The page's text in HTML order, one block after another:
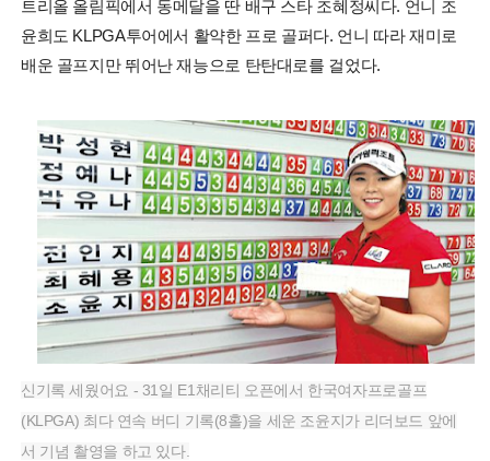
트리올 올림픽에서 동메달을 딴 배구 스타 조혜정씨다. 언니 조
윤희도 KLPGA투어에서 활약한 프로 골퍼다. 언니 따라 재미로
배운 골프지만 뛰어난 재능으로 탄탄대로를 걸었다.
신기록 세웠어요 - 31일 E1채리티 오픈에서 한국여자프로골프
(KLPGA) 최다 연속 버디 기록(8홀)을 세운 조윤지가 리더보드 앞에
서 기념 촬영을 하고 있다.